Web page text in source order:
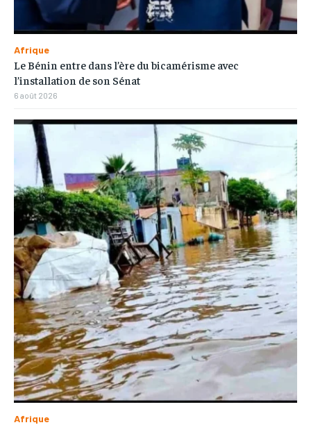
Afrique
Le Bénin entre dans l’ère du bicamérisme avec
l’installation de son Sénat
6 août 2026
Afrique